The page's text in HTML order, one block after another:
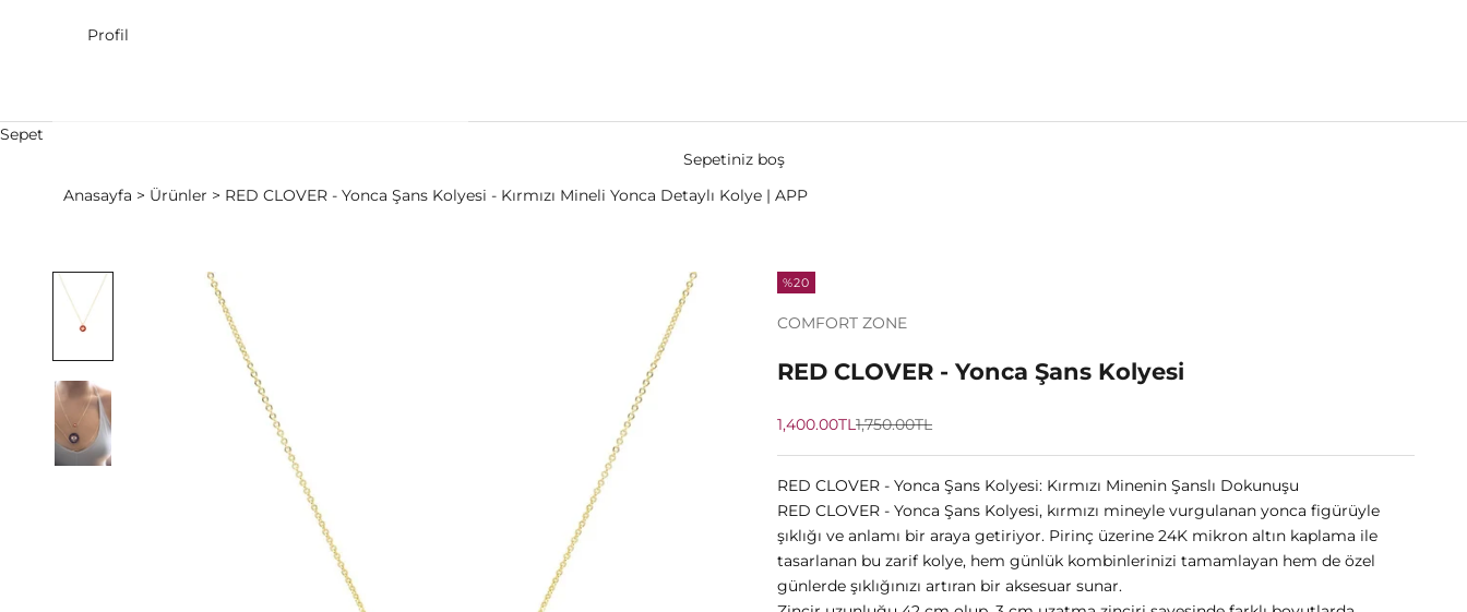
Profil
Sepet
Sepetiniz boş
Anasayfa
Ürünler RED CLOVER - Yonca Şans Kolyesi - Kırmızı Mineli Yonca Detaylı Kolye | APP
%20
COMFORT ZONE
RED CLOVER - Yonca Şans Kolyesi
İndirimli fiyat
1,400.00TLNormal fiyat
1,750.00TL
RED CLOVER - Yonca Şans Kolyesi: Kırmızı Minenin Şanslı Dokunuşu
RED CLOVER - Yonca Şans Kolyesi, kırmızı mineyle vurgulanan yonca figürüyle
şıklığı ve anlamı bir araya getiriyor. Pirinç üzerine 24K mikron altın kaplama ile
tasarlanan bu zarif kolye, hem günlük kombinlerinizi tamamlayan hem de özel
günlerde şıklığınızı artıran bir aksesuar sunar.